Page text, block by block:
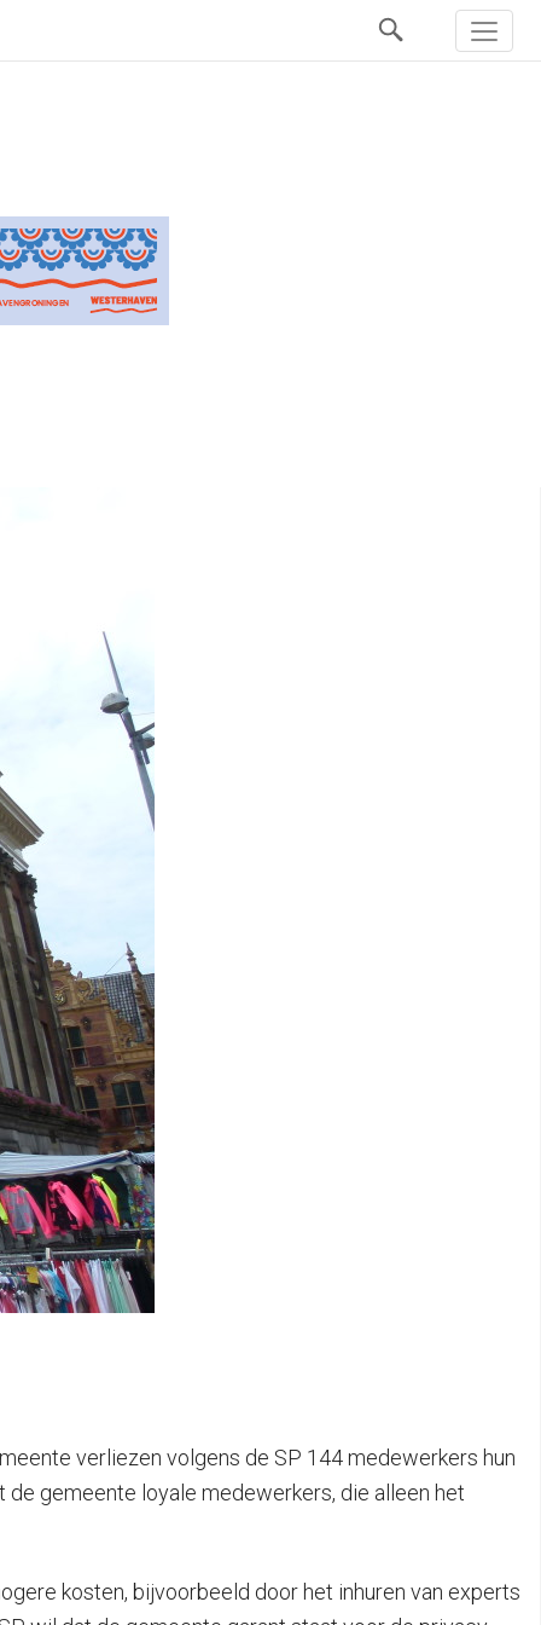
verliezen volgens de SP 144 medewerkers hun
de gemeente loyale medewerkers, die alleen het
kosten, bijvoorbeeld door het inhuren van experts